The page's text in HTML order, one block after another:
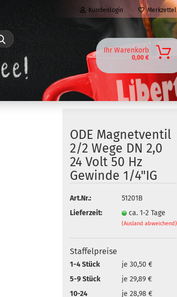
Kundenlogin Merkzettel
Ihr Warenkorb
0,00 €
ODE Magnetventil
2/2 Wege DN 2,0
24 Volt 50 Hz
Gewinde 1/4"IG
Art.Nr.:
51201B
Lieferzeit:
ca. 1-2 Tage
(Ausland abweichend)
Staffelpreise
1-4 Stück
je 30,50 €
5-9 Stück
je 29,89 €
10-24
je 28,98 €